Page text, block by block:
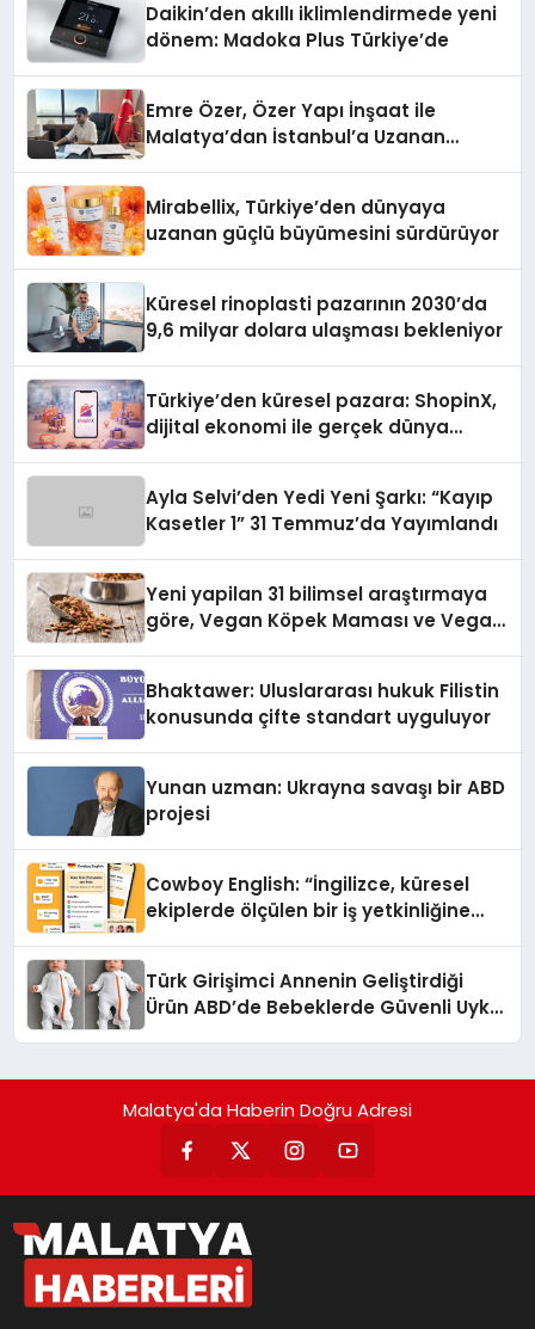
Daikin’den akıllı iklimlendirmede yeni
dönem: Madoka Plus Türkiye’de
Emre Özer, Özer Yapı İnşaat ile
Malatya’dan İstanbul’a Uzanan
Mirabellix, Türkiye’den dünyaya
uzanan güçlü büyümesini sürdürüyor
Küresel rinoplasti pazarının 2030’da
9,6 milyar dolara ulaşması bekleniyor
Türkiye’den küresel pazara: ShopinX,
dijital ekonomi ile gerçek dünya
Ayla Selvi’den Yedi Yeni Şarkı: “Kayıp
Kasetler 1” 31 Temmuz’da Yayımlandı
Yeni yapilan 31 bilimsel araştırmaya
göre, Vegan Köpek Maması ve Vegan
Bhaktawer: Uluslararası hukuk Filistin
konusunda çifte standart uyguluyor
Yunan uzman: Ukrayna savaşı bir ABD
projesi
Cowboy English: “İngilizce, küresel
ekiplerde ölçülen bir iş yetkinliğine
Türk Girişimci Annenin Geliştirdiği
Ürün ABD’de Bebeklerde Güvenli Uyku
Malatya'da Haberin Doğru Adresi